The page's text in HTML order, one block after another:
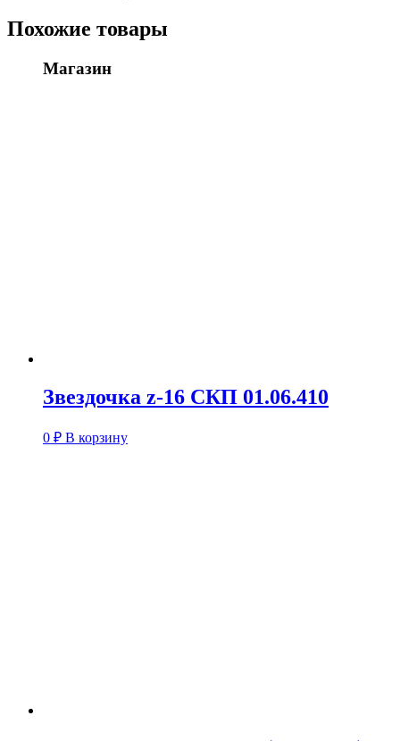
Похожие товары
Магазин
Звездочка z-16 СКП 01.06.410
0 ₽ В корзину